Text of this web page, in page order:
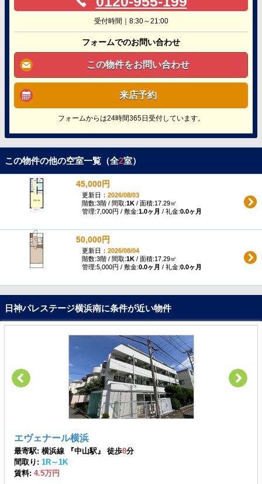
受付時間｜8:30～21:00
フォームでのお問い合わせ
この物件をお問い合わせ
来店予約
フォームからは24時間365日受付しています。
この物件の他の空室一覧（全2室）
45,000円
更新日： 2026/08/03
階数:3階 / 間取:1K/ 面積:17.29㎡
管理:7,000円 / 敷金:1.0ヶ月 / 礼金:0.0ヶ月
50,000円
更新日： 2026/08/04
階数:3階 / 間取:1K/ 面積:17.29㎡
管理:5,000円 / 敷金:0.0ヶ月 / 礼金:0.0ヶ月
日神パレステージ横浜南に条件が近い物件
エヴェナール横浜
最寄駅: 横浜線 『中山駅』 徒歩8分
間取り: 1R～1K
賃料: 4.5万円